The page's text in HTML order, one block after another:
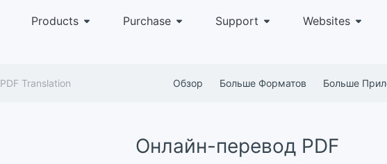
Products Purchase Support Websites
PDF Translation Обзор Больше Форматов Больше
Онлайн-перевод PDF